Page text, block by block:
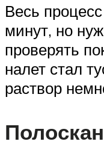
Весь
минут, но
проверять
налет стал
раствор